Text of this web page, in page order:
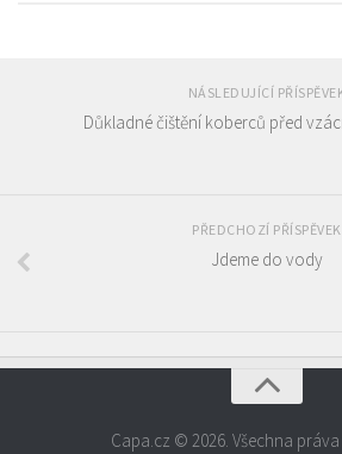
NÁSLEDUJÍCÍ
Důkladné čištění koberců před
PŘEDCHOZÍ PŘÍSPĚVEK
Jdeme do vody
Capa.cz © 2026. Všechna